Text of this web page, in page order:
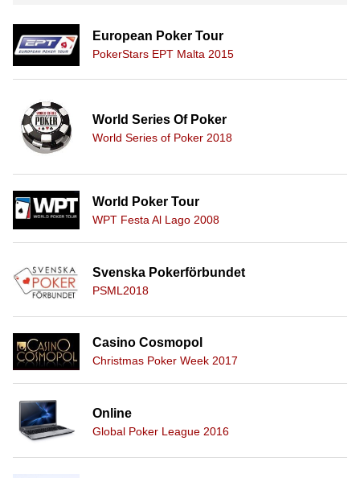
European Poker Tour
PokerStars EPT Malta 2015
World Series Of Poker
World Series of Poker 2018
World Poker Tour
WPT Festa Al Lago 2008
Svenska Pokerförbundet
PSML2018
Casino Cosmopol
Christmas Poker Week 2017
Online
Global Poker League 2016